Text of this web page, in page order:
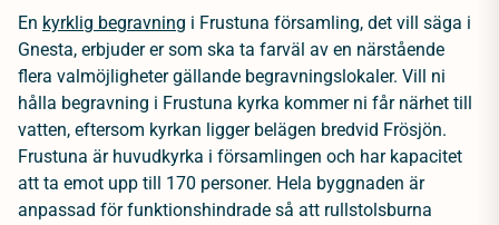
En kyrklig begravning i Frustuna församling, det vill säga i
Gnesta, erbjuder er som ska ta farväl av en närstående
flera valmöjligheter gällande begravningslokaler. Vill ni
hålla begravning i Frustuna kyrka kommer ni får närhet till
vatten, eftersom kyrkan ligger belägen bredvid Frösjön.
Frustuna är huvudkyrka i församlingen och har kapacitet
att ta emot upp till 170 personer. Hela byggnaden är
anpassad för funktionshindrade så att rullstolsburna